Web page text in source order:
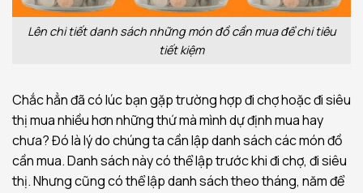
Lên chi tiết danh sách những món đồ cần mua để chi tiêu
tiết kiệm
Chắc hẳn đã có lúc bạn gặp trường hợp đi chợ hoặc đi siêu
thị mua nhiều hơn những thứ mà mình dự định mua hay
chưa? Đó là lý do chúng ta cần lập danh sách các món đồ
cần mua. Danh sách này có thể lập trước khi đi chợ, đi siêu
thị. Nhưng cũng có thể lập danh sách theo tháng, năm để